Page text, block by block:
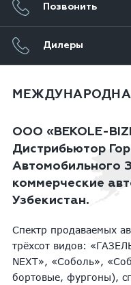
Позвонить
Дилеры
ООО «BEKOLE-
Дистрибьютор
Автомобильного
коммерческие
Узбекистан.
Спектр продаваемых
трёхсот видов:
NEXT», «Соболь»,
бортовые, фургоны),